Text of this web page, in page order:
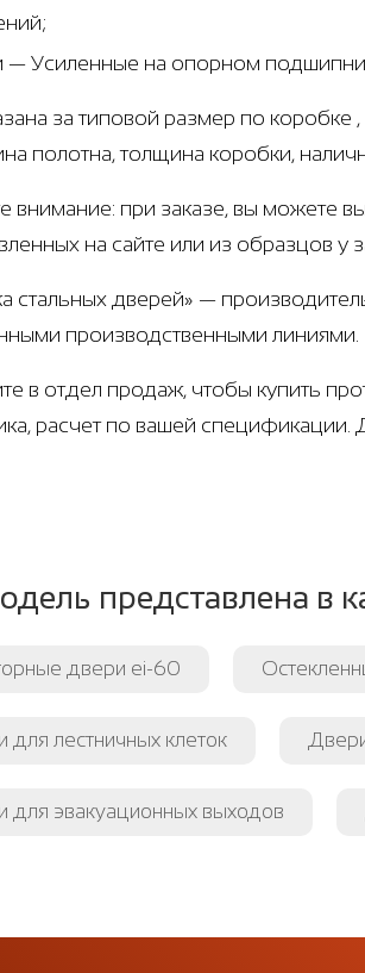
— Усиленные на опорном
за типовой размер по
полотна, толщина коробки,
внимание: при заказе, вы можете
на сайте или из образцов у
стальных дверей» —
производственными линиями.
в отдел продаж, чтобы купить
расчет по вашей
представлена в
двери ei-60
для лестничных клеток
для эвакуационных выходов